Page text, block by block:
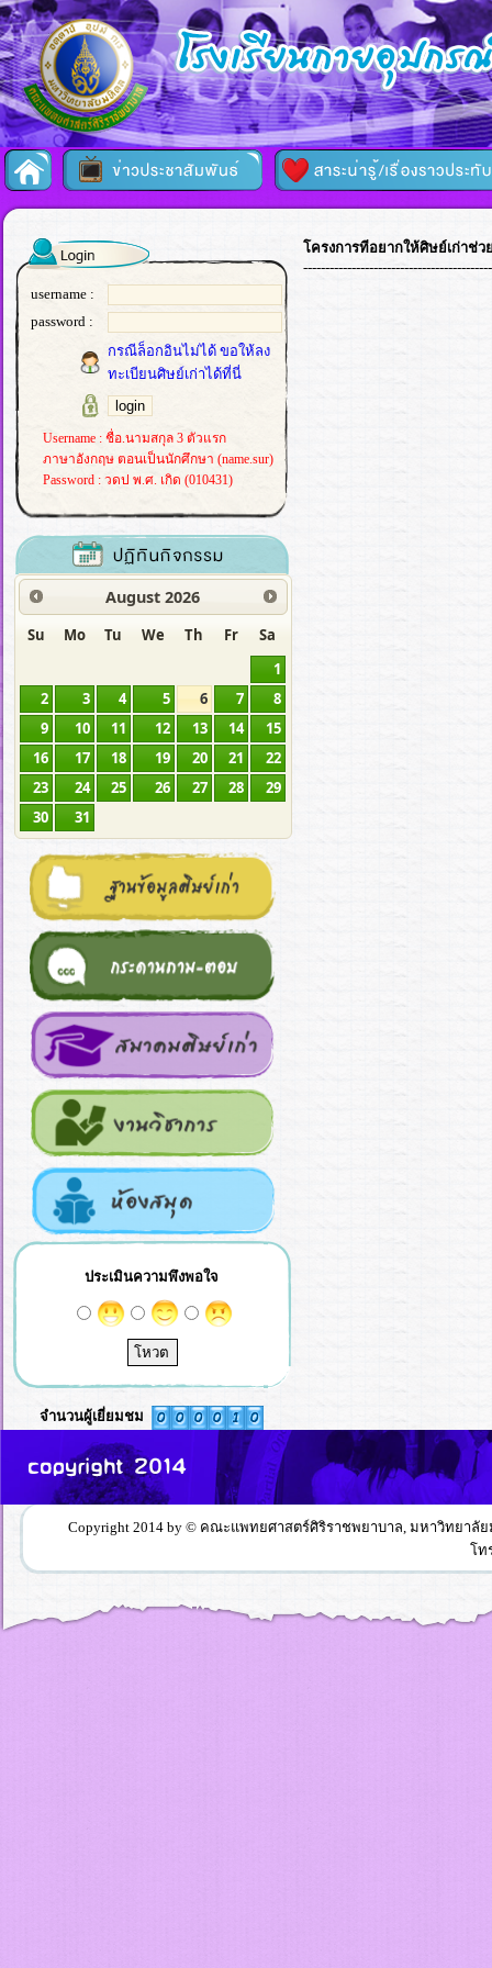
username :
password :
กรณีล็อกอินไม่ได้ ขอให้ลง
ทะเบียนศิษย์เก่าได้ที่นี่
Username : ชื่อ.นามสกุล 3 ตัวแรก
ภาษาอังกฤษ ตอนเป็นนักศึกษา (name.sur)
Password : วดป พ.ศ. เกิด (010431)
August 2026
Su Mo Tu We Th Fr
Sa
1
2
3 4 5 6 7
8
9
10 11 12 13 14
15
16
17 18 19 20 21
22
23
24 25 26 27 28
29
30
31
ประเมินความพึงพอใจ
จำนวนผู้เยี่ยมชม
โครงการทีอยากให้ศิษย์เก่าช่ว
Copyright 2014 by © คณะแพทยศาสตร์ศิริราชพยาบาล, มหาวิทยา
โท